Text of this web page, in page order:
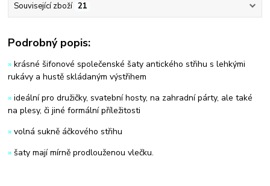
Související zboží 21
Podrobný popis:
» krásné šifonové společenské šaty antického střihu s lehkými
rukávy a hustě skládaným výstřihem
» ideální pro družičky, svatební hosty, na zahradní párty, ale také
na plesy, či jiné formální příležitosti
» volná sukně áčkového střihu
» šaty mají mírně prodlouženou vlečku.